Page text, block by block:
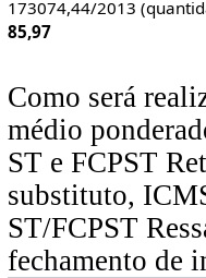
173074,44/2013
85,97
Como será
médio
ST e FCPST
substituto,
ST/FCPST
fechamento de